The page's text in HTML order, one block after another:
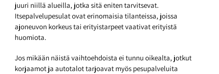
juuri niillä alueilla, jotka sitä eniten tarvitsevat.
Itsepalvelupesulat ovat erinomaisia tilanteissa, joissa
ajoneuvon korkeus tai erityistarpeet vaativat erityistä
huomiota.
Jos mikään näistä vaihtoehdoista ei tunnu oikealta, jotkut
korjaamot ja autotalot tarjoavat myös pesupalveluita